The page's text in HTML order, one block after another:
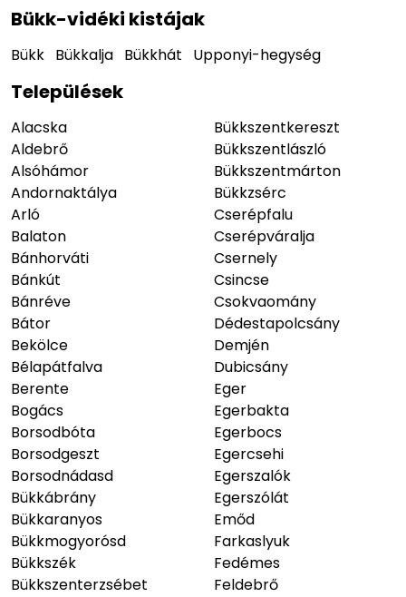
Bükk-vidéki kistájak
Bükk Bükkalja Bükkhát Upponyi-hegység
Települések
Alacska
Aldebrő
Alsóhámor
Andornaktálya
Arló
Balaton
Bánhorváti
Bánkút
Bánréve
Bátor
Bekölce
Bélapátfalva
Berente
Bogács
Borsodbóta
Borsodgeszt
Borsodnádasd
Bükkábrány
Bükkaranyos
Bükkmogyorósd
Bükkszék
Bükkszenterzsébet
Bükkszentkereszt
Bükkszentlászló
Bükkszentmárton
Bükkzsérc
Cserépfalu
Cserépváralja
Csernely
Csincse
Csokvaomány
Dédestapolcsány
Demjén
Dubicsány
Eger
Egerbakta
Egerbocs
Egercsehi
Egerszalók
Egerszólát
Emőd
Farkaslyuk
Fedémes
Feldebrő